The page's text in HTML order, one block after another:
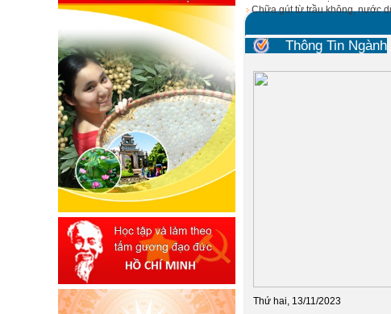
Chữa gút từ trầu không, nước
Thông Tin Ngành
Thứ hai, 13/11/2023